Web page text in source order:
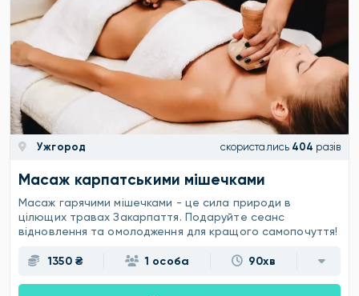
Ужгород скористались 404 разів
Масаж карпатськими мішечками
Масаж гарячими мішечками - це сила природи в
цілющих травах Закарпаття. Подаруйте сеанс
відновлення та омолодження для кращого самопочуття!
1350 ₴ 1 особа 90хв